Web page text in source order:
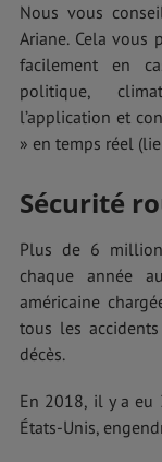
Nous vous
Ariane. Cela vous
facilement en
politique,
l’application et
» en temps réel
Sécurité
Plus de 6
chaque année
américaine
tous les
décès.
En 2018, il y a eu
États-Unis,